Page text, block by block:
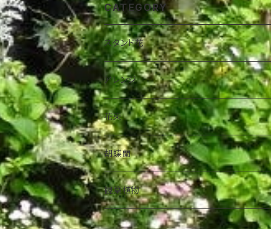
CATEGORY
スタンド花
アレンジ
花束
胡蝶蘭
観葉植物